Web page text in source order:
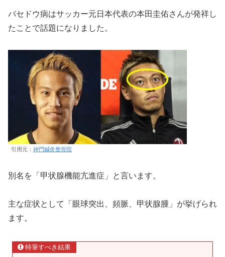
バセドウ病はサッカー元日本代表の本田圭佑さんが発祥し
たことで話題になりました。
引用元： 神門鍼灸整骨院
別名を「甲状腺機能亢進症」と言います。
主な症状として「眼球突出、頻脈、甲状腺腫」が挙げられ
ます。
特筆すべき結果